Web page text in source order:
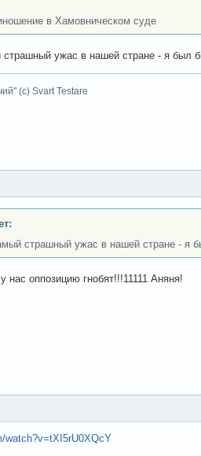
в Хамовническом суде
ужас в нашей стране - я был
(с) Svart Testare
страшный ужас в нашей стране - я
нас оппозицию гнобят!!!11111 Аняня!
watch?v=tXI5rU0XQcY